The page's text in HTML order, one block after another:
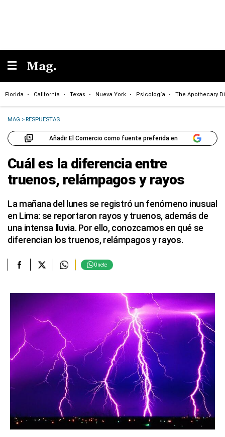
Florida California Texas Nueva York Psicología The Apothecary
MAG >RESPUESTAS
Añadir El Comercio como fuente preferida en
Cuál es la diferencia entre
truenos, relámpagos y rayos
La mañana del lunes se registró un fenómeno inusual
en Lima: se reportaron rayos y truenos, además de
una intensa lluvia. Por ello, conozcamos en qué se
diferencian los truenos, relámpagos y rayos.
Únete